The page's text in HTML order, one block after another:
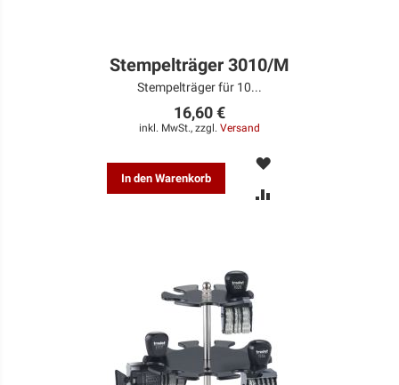
Stempelträger 3010/M
Stempelträger für 10...
16,60 €
inkl. MwSt., zzgl. Versand
In den Warenkorb
MERKEN